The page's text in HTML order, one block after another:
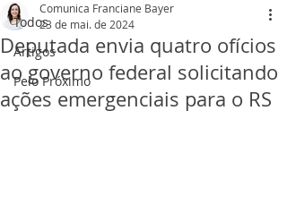
Todos
Artigos
Pelo Próximo
Deputada envia quatro ofícios
ao governo federal solicitando
ações emergenciais para o RS
Comunica Franciane Bayer
23 de mai. de 2024